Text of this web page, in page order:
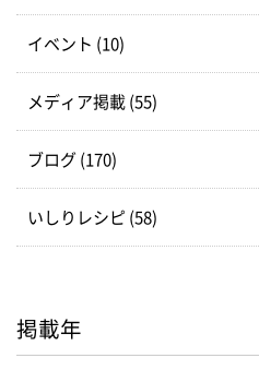
イベント (10)
メディア掲載 (55)
ブログ (170)
いしりレシピ (58)
掲載年